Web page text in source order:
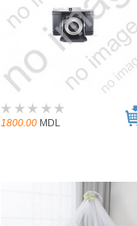
1800.00 MDL